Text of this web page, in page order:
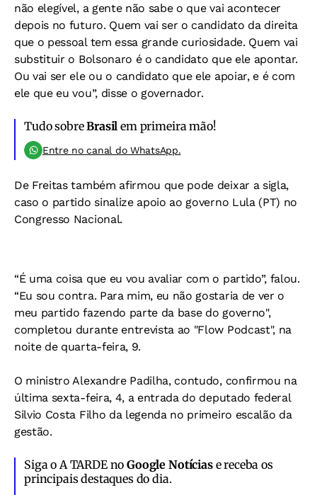
não elegível, a gente não sabe o que vai acontecer
depois no futuro. Quem vai ser o candidato da direita
que o pessoal tem essa grande curiosidade. Quem vai
substituir o Bolsonaro é o candidato que ele apontar.
Ou vai ser ele ou o candidato que ele apoiar, e é com
ele que eu vou”, disse o governador.
Tudo sobreBrasil em primeira mão!
Entre no canal do WhatsApp.
De Freitas também afirmou que pode deixar a sigla,
caso o partido sinalize apoio ao governo Lula (PT) no
Congresso Nacional.
“É uma coisa que eu vou avaliar com o partido”, falou.
“Eu sou contra. Para mim, eu não gostaria de ver o
meu partido fazendo parte da base do governo",
completou durante entrevista ao "Flow Podcast", na
noite de quarta-feira, 9.
O ministro Alexandre Padilha, contudo, confirmou na
última sexta-feira, 4, a entrada do deputado federal
Silvio Costa Filho da legenda no primeiro escalão da
gestão.
Siga o A TARDE noGoogle Notíciase receba os
principais destaques do dia.